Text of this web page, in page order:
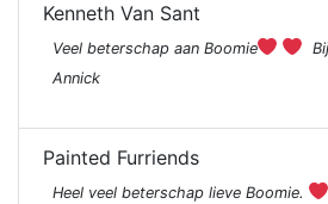
Kenneth Van Sant
Veel beterschap aan Boomie
Annick
Painted Furriends
Heel veel beterschap lieve Boomie.